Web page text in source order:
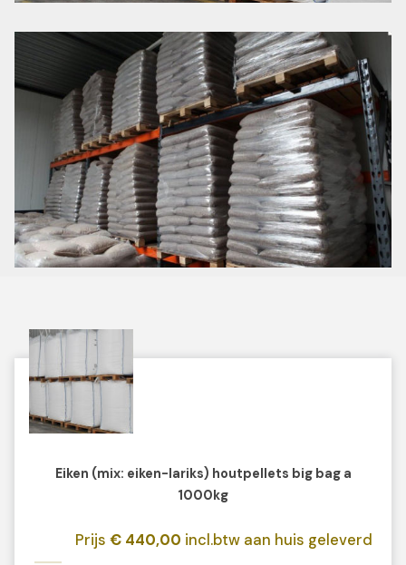
Eiken (mix: eiken-lariks) houtpellets big bag a
1000kg
Prijs € 440,00 incl.btw aan huis geleverd